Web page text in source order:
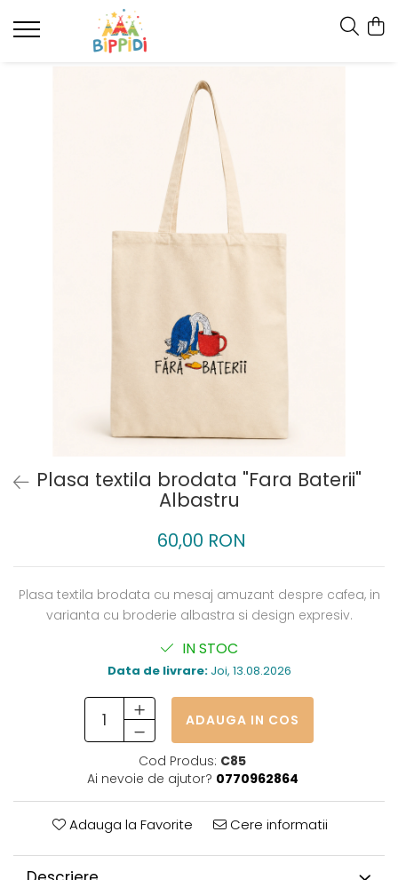
Plasa textila brodata "Fara Baterii"
Albastru
60,00 RON
Plasa textila brodata cu mesaj amuzant despre cafea, in
varianta cu broderie albastra si design expresiv.
IN STOC
Data de livrare:Joi, 13.08.2026
ADAUGA IN COS
Cod Produs: C85
Ai nevoie de ajutor? 0770962864
Adauga la Favorite Cere informatii